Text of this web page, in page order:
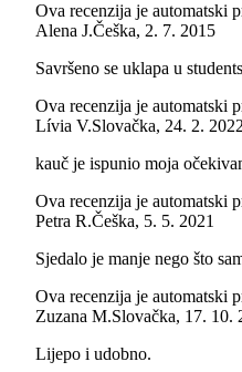
Ova recenzija je automatski
Alena J.Češka, 2. 7. 2015
Savršeno se uklapa u
Ova recenzija je automatski
Lívia V.Slovačka, 24. 2. 2022
kauč je ispunio moja
Ova recenzija je automatski
Petra R.Češka, 5. 5. 2021
Sjedalo je manje nego što
Ova recenzija je automatski
Zuzana M.Slovačka, 17. 10.
Lijepo i udobno.